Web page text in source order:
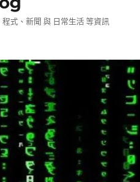
式、新聞 與 日常生活 等資訊